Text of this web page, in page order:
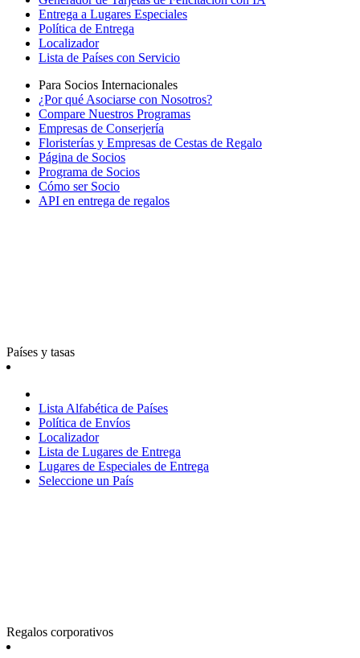
Entrega a Lugares Especiales
Política de Entrega
Localizador
Lista de Países con Servicio
Para Socios Internacionales
¿Por qué Asociarse con Nosotros?
Compare Nuestros Programas
Empresas de Conserjería
Floristerías y Empresas de Cestas de Regalo
Página de Socios
Programa de Socios
Cómo ser Socio
API en entrega de regalos
Países y tasas
Lista Alfabética de Países
Política de Envíos
Localizador
Lista de Lugares de Entrega
Lugares de Especiales de Entrega
Seleccione un País
Regalos corporativos